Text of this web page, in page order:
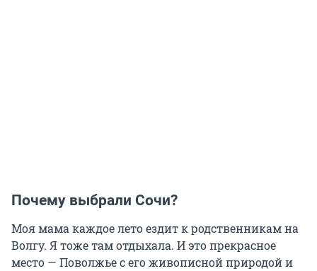
Почему выбрали Сочи?
Моя мама каждое лето ездит к родственникам на
Волгу. Я тоже там отдыхала. И это прекрасное
место — Поволжье с его живописной природой и